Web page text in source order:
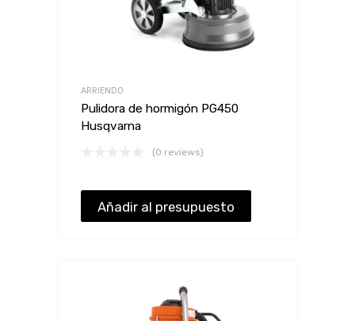
ARRIENDO
Pulidora de hormigón PG450
Husqvarna
(0 reviews)
Añadir al presupuesto